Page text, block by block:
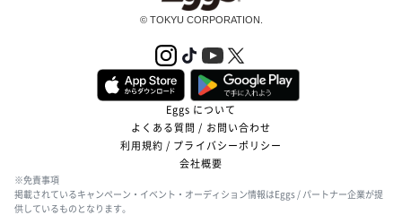
© TOKYU CORPORATION.
Eggs について
よくある質問 / お問い合わせ
利用規約 / プライバシーポリシー
会社概要
※免責事項
掲載されているキャンペーン・イベント・オーディション情報はEggs / パートナー企業が提
供しているものとなります。